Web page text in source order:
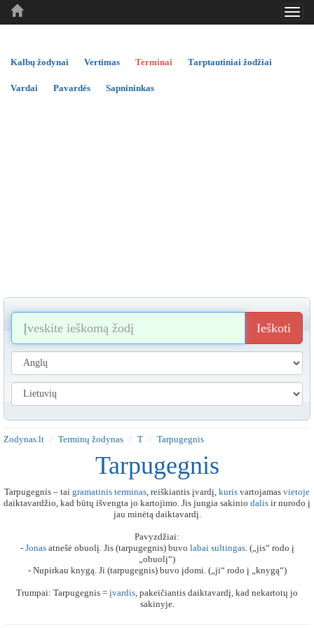
..
..
Kalbų žodynai Vertimas Terminai Tarptautiniai žodžiai
Vardai Pavardės Sapnininkas
Ieškoti
Zodynas.lt Terminų žodynas T Tarpugegnis
Tarpugegnis
Tarpugegnis – tai gramatinis terminas, reiškiantis įvardį, kuris vartojamas vietoje
daiktavardžio, kad būtų išvengta jo kartojimo. Jis jungia sakinio dalis ir nurodo į
jau minėtą daiktavardį.
Pavyzdžiai:
- Jonasatnešė obuolį. Jis (tarpugegnis) buvo labai sultingas. („jis“ rodo į
„obuolį“)
- Nupirkau knygą. Ji (tarpugegnis) buvo įdomi. („ji“ rodo į „knygą“)
Trumpai: Tarpugegnis = įvardis, pakeičiantis daiktavardį, kad nekartotų jo
sakinyje.